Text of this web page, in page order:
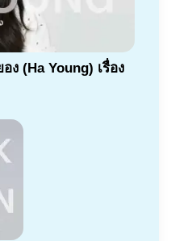
ง (Ha Young) เรื่อง